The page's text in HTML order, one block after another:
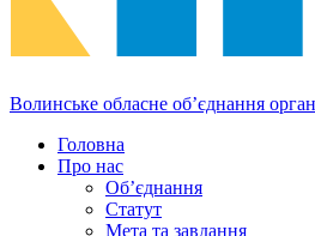
Волинське обласне об’єднання
Головна
Про нас
Об’єднання
Статут
Мета та завдання